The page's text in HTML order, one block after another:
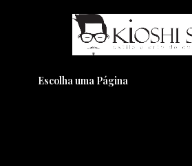
Escolha uma Página
Pensando em
Visual??